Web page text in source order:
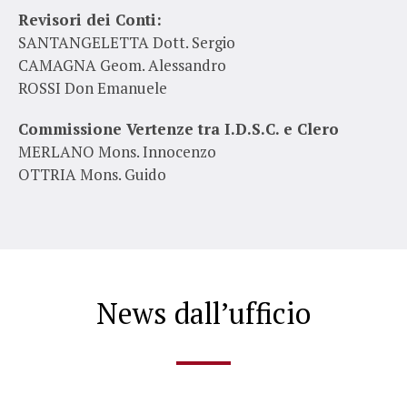
Revisori dei Conti:
SANTANGELETTA Dott. Sergio
CAMAGNA Geom. Alessandro
ROSSI Don Emanuele
Commissione Vertenze tra I.D.S.C. e Clero
MERLANO Mons. Innocenzo
OTTRIA Mons. Guido
News dall’ufficio